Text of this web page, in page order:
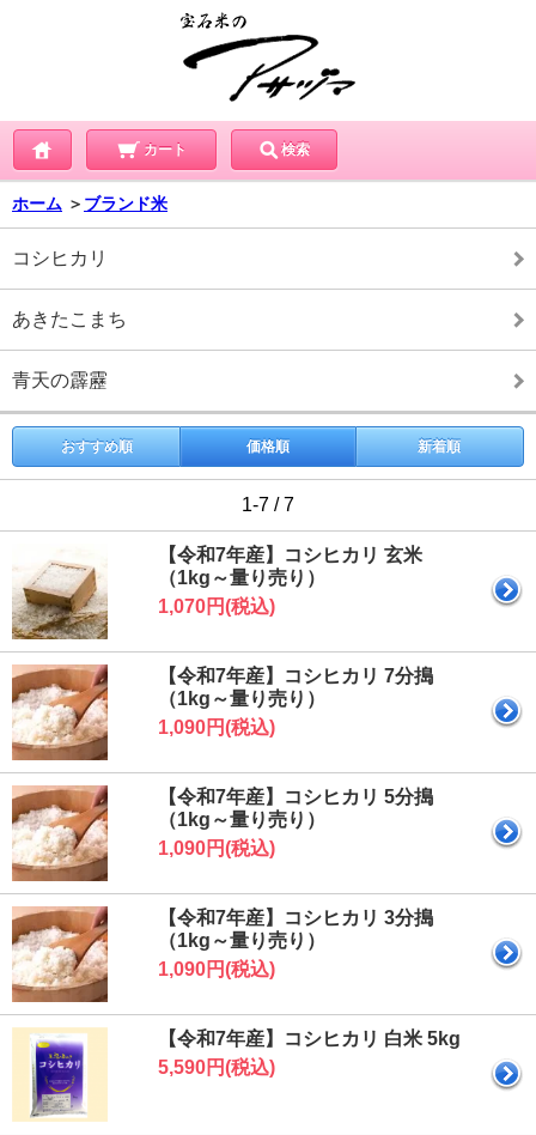
カート 検索
ホーム ＞ ブランド米
コシヒカリ
あきたこまち
青天の霹靂
おすすめ順 価格順 新着順
1-7 / 7
【令和7年産】コシヒカリ 玄米
（1kg～量り売り）
1,070円(税込)
【令和7年産】コシヒカリ 7分搗
（1kg～量り売り）
1,090円(税込)
【令和7年産】コシヒカリ 5分搗
（1kg～量り売り）
1,090円(税込)
【令和7年産】コシヒカリ 3分搗
（1kg～量り売り）
1,090円(税込)
【令和7年産】コシヒカリ 白米 5kg
5,590円(税込)